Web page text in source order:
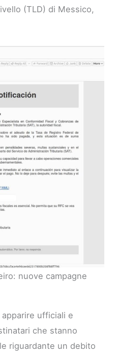
(TLD) di Messico,
nuove campagne
ufficiali e
che stanno
riguardante un debito